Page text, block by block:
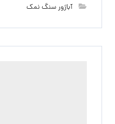
آباژور سنگ نمک